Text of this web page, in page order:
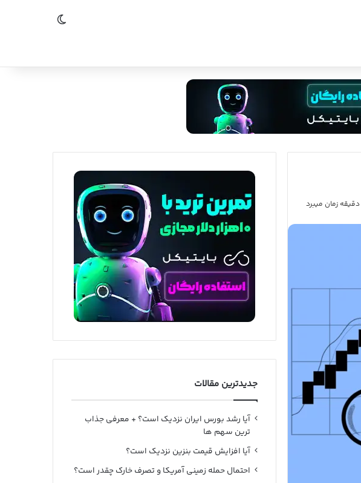
جدیدترین مقالات
آیا رشد بورس ایران نزدیک است؟ + معرفی جذاب
ترین سهم ها
آیا افزایش قیمت بنزین نزدیک است؟
احتمال حمله زمینی آمریکا و تصرف خارک چقدر است؟